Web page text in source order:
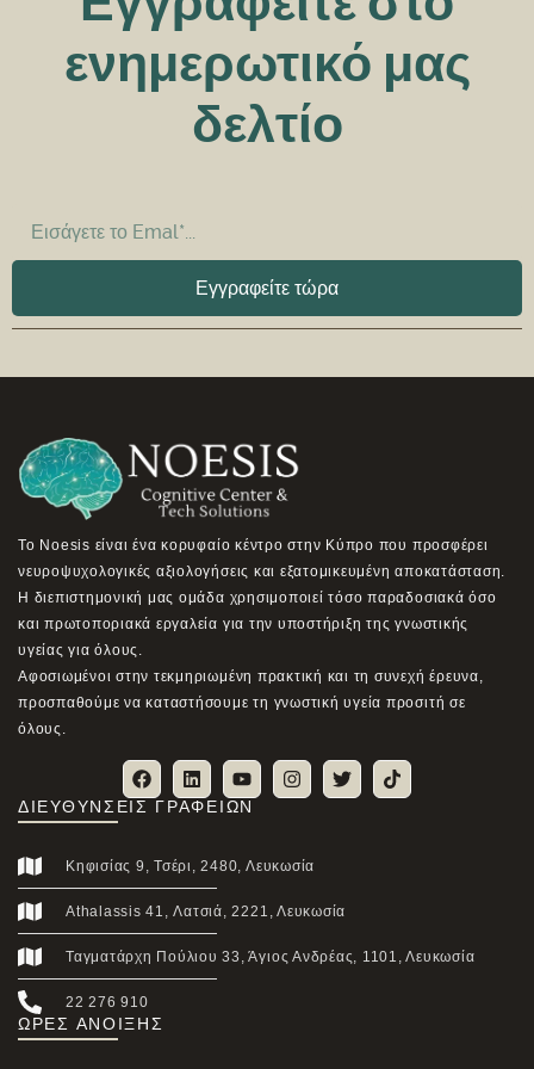
ενημερωτικό μας
δελτίο
Εγγραφείτε τώρα
Το Noesis είναι ένα κορυφαίο κέντρο στην Κύπρο που προσφέρει
νευροψυχολογικές αξιολογήσεις και εξατομικευμένη αποκατάσταση.
Η διεπιστημονική μας ομάδα χρησιμοποιεί τόσο παραδοσιακά όσο
και πρωτοποριακά εργαλεία για την υποστήριξη της γνωστικής
υγείας για όλους.
Αφοσιωμένοι στην τεκμηριωμένη πρακτική και τη συνεχή έρευνα,
προσπαθούμε να καταστήσουμε τη γνωστική υγεία προσιτή σε
όλους.
ΔΙΕΥΘΎΝΣΕΙΣ ΓΡΑΦΕΊΩΝ
Κηφισίας 9, Τσέρι, 2480, Λευκωσία
Athalassis 41, Λατσιά, 2221, Λευκωσία
Ταγματάρχη Πούλιου 33, Άγιος Ανδρέας, 1101, Λευκωσία
22 276 910
ΩΡΕΣ ΑΝΟΙΞΗΣ